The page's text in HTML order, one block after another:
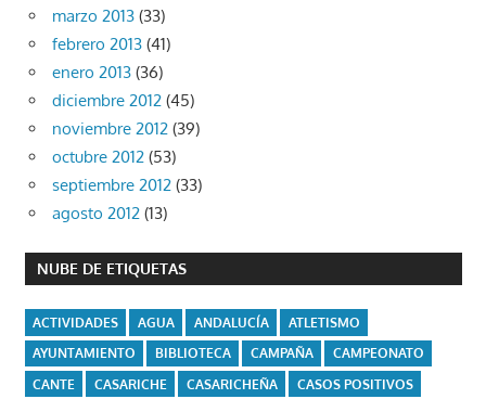
marzo 2013 (33)
febrero 2013 (41)
enero 2013 (36)
diciembre 2012 (45)
noviembre 2012 (39)
octubre 2012 (53)
septiembre 2012 (33)
agosto 2012 (13)
NUBE DE ETIQUETAS
ACTIVIDADES AGUA ANDALUCÍA
ATLETISMO
AYUNTAMIENTO
BIBLIOTECA CAMPAÑA
CAMPEONATO
CANTE
CASARICHE CASARICHEÑA
CASOS POSITIVOS